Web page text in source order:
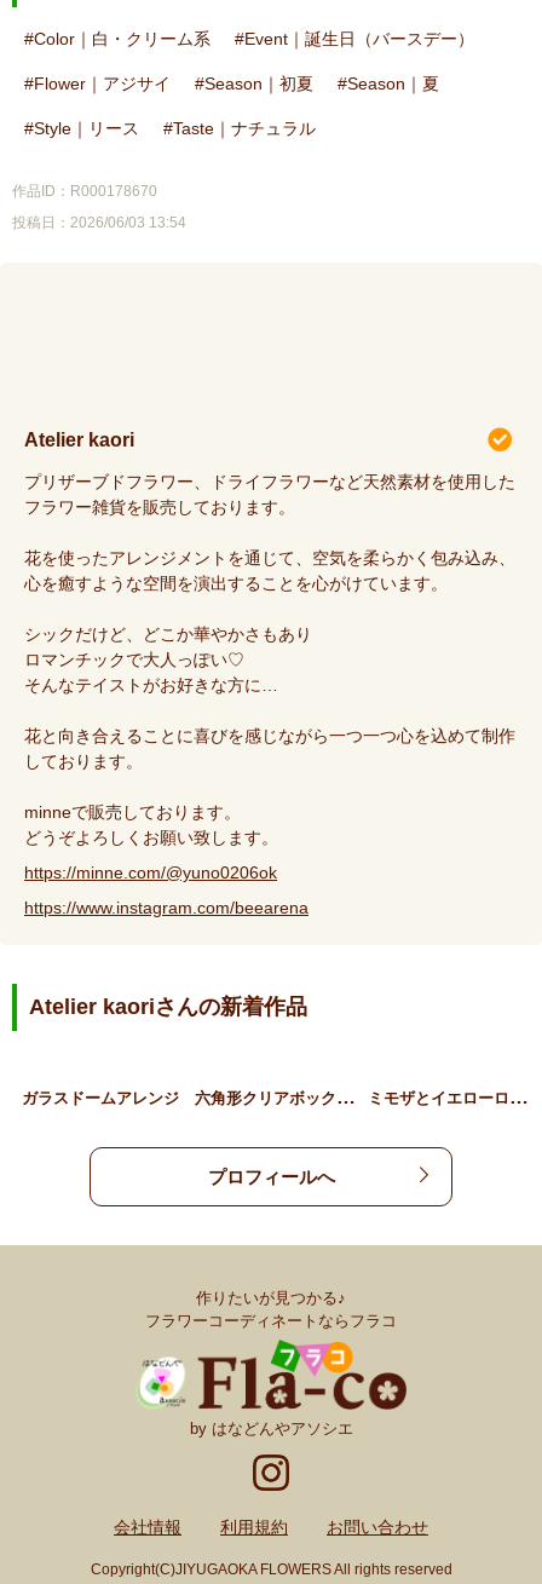
Color｜白・クリーム系 Event｜誕生日（バースデー）
Flower｜アジサイ Season｜初夏 Season｜夏
Style｜リース Taste｜ナチュラル
作品ID：R000178670
投稿日：2026/06/03 13:54
Atelier kaori
プリザーブドフラワー、ドライフラワーなど天然素材を使用した
フラワー雑貨を販売しております。
花を使ったアレンジメントを通じて、空気を柔らかく包み込み、
心を癒すような空間を演出することを心がけています。
シックだけど、どこか華やかさもあり
ロマンチックで大人っぽい♡
そんなテイストがお好きな方に…
花と向き合えることに喜びを感じながら一つ一つ心を込めて制作
しております。
minneで販売しております。
どうぞよろしくお願い致します。
https://minne.com/@yuno0206ok
https://www.instagram.com/beearena
Atelier kaoriさんの新着作品
ガラスドームアレンジ 六
角形クリアボックスのフラ… ミ
モザとイエローローズのガ…
プロフィールへ
作りたいが見つかる♪
フラワーコーディネートならフラコ
by はなどんやアソシエ
会社情報 利用規約 お問い合わせ
Copyright(C)JIYUGAOKA FLOWERS All rights reserved